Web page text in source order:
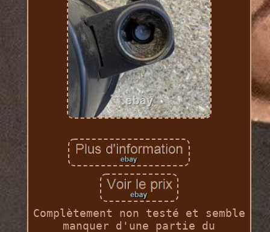
Complètement non testé et semble
manquer d'une partie du